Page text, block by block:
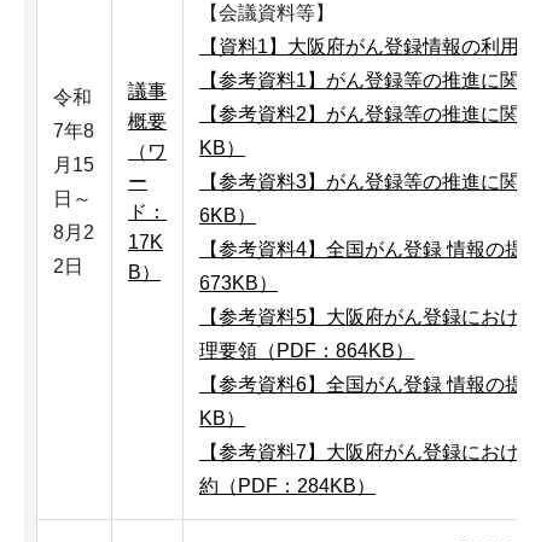
令和
7年8
月15
日～
8月2
2日
議事
概要
（ワ
ー
ド：
17K
B）
【会議資料等】
【資料1】大阪府がん登録情報の利用
【参考資料1】がん登録等の推進に関
【参考資料2】がん登録等の推進に関
KB）
【参考資料3】がん登録等の推進に関
6KB）
【参考資料4】全国がん登録 情報の提
673KB）
【参考資料5】大阪府がん登録におけ
理要領（PDF：864KB）
【参考資料6】全国がん登録 情報の提
KB）
【参考資料7】大阪府がん登録におけ
約（PDF：284KB）